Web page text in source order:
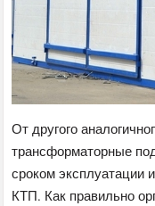
От другого
трансформаторные
сроком эксплуатации
КТП. Как правильно